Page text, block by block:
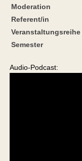
Moderation
Referent/in
Veranstaltungsreihe
Semester
Audio-Podcast: